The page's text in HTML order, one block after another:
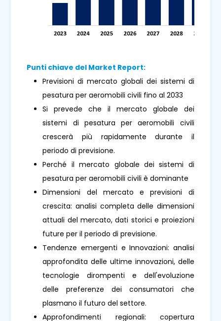
Punti chiave del Market Report:
Previsioni di mercato globali dei sistemi di
pesatura per aeromobili civili fino al 2033
Si prevede che il mercato globale dei
sistemi di pesatura per aeromobili civili
crescerà più rapidamente durante il
periodo di previsione.
Perché il mercato globale dei sistemi di
pesatura per aeromobili civili è dominante
Dimensioni del mercato e previsioni di
crescita: analisi completa delle dimensioni
attuali del mercato, dati storici e proiezioni
future per il periodo di previsione.
Tendenze emergenti e Innovazioni: analisi
approfondita delle ultime innovazioni, delle
tecnologie dirompenti e dell'evoluzione
delle preferenze dei consumatori che
plasmano il futuro del settore.
Approfondimenti regionali: copertura